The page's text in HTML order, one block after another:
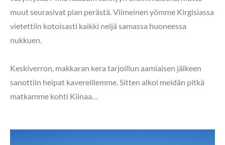
muut seurasivat pian perästä. Viimeinen yömme Kirgisiassa
vietettiin kotoisasti kaikki neljä samassa huoneessa
nukkuen.
Keskiverron, makkaran kera tarjoillun aamiaisen jälkeen
sanottiin heipat kavereillemme. Sitten alkoi meidän pitkä
matkamme kohti Kiinaa…